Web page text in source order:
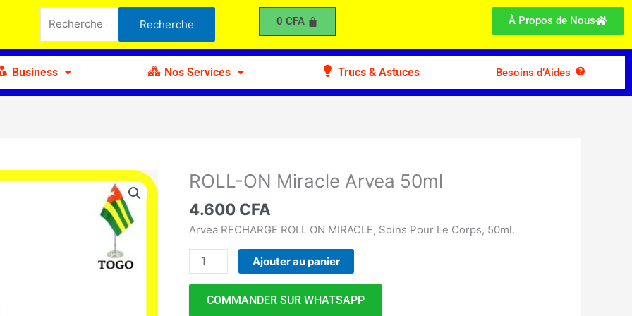
pour :
Recherche 0 CFA À Propos de Nous
Business Nos Services Trucs & Astuces Besoins d’Aides
ROLL-ON Miracle Arvea 50ml
4.600 CFA
Arvea RECHARGE ROLL ON MIRACLE, Soins Pour Le Corps, 50ml.
quantité
ROLL-
ON
Arvea
Ajouter au panier
COMMANDER SUR WHATSAPP
50ml